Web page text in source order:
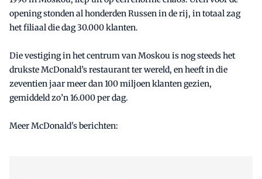
opening stonden al honderden Russen in de rij, in totaal zag
het filiaal die dag 30.000 klanten.
Die vestiging in het centrum van Moskou is nog steeds het
drukste McDonald’s restaurant ter wereld, en heeft in die
zeventien jaar meer dan 100 miljoen klanten gezien,
gemiddeld zo’n 16.000 per dag.
Meer McDonald's berichten: